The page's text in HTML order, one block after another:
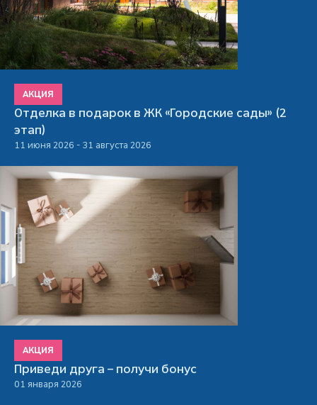
АКЦИЯ
Отделка в подарок в ЖК «Городские сады» (2
этап)
11 июня 2026 - 31 августа 2026
АКЦИЯ
Приведи друга – получи бонус
01 января 2026